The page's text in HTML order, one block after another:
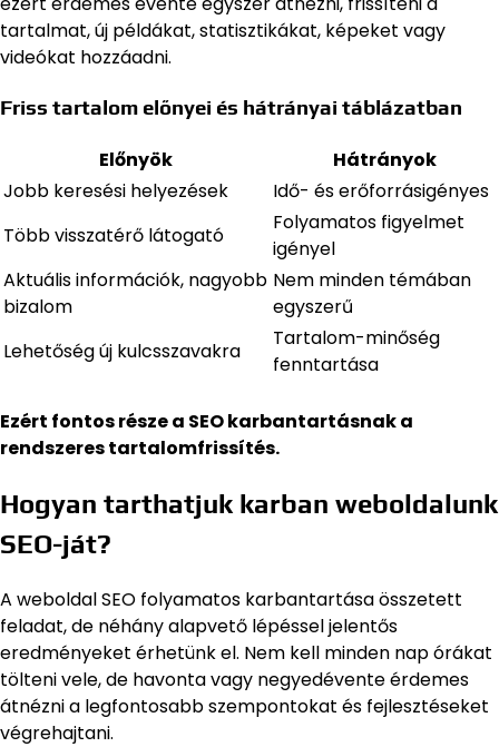
tartalmat, új példákat, statisztikákat, képeket vagy
videókat hozzáadni.
Friss tartalom előnyei és hátrányai táblázatban
Előnyök
Hátrányok
Jobb keresési helyezések
Idő- és erőforrásigényes
Több visszatérő látogató
Folyamatos figyelmet
igényel
Aktuális információk, nagyobb
bizalom
Nem minden témában
egyszerű
Lehetőség új kulcsszavakra
Tartalom-minőség
fenntartása
Ezért fontos része a SEO karbantartásnak a
rendszeres tartalomfrissítés.
Hogyan tarthatjuk karban weboldalunk
SEO-ját?
A weboldal SEO folyamatos karbantartása összetett
feladat, de néhány alapvető lépéssel jelentős
eredményeket érhetünk el. Nem kell minden nap órákat
tölteni vele, de havonta vagy negyedévente érdemes
átnézni a legfontosabb szempontokat és fejlesztéseket
végrehajtani.